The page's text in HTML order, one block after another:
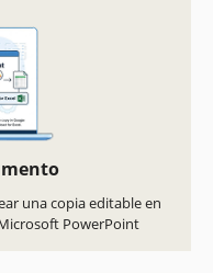
una copia editable en
PowerPoint